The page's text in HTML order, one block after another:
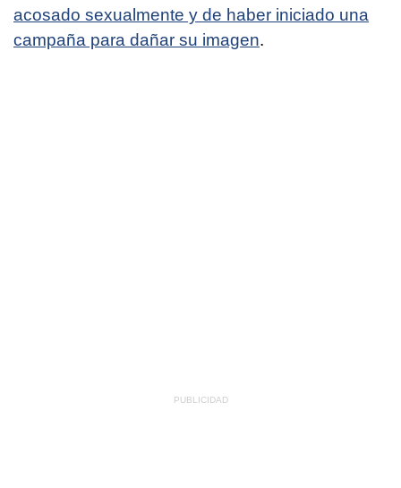
acosado sexualmente y de haber iniciado una
campaña para dañar su imagen.